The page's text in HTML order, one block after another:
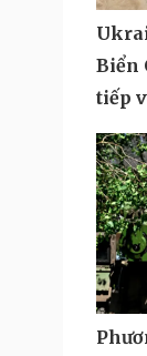
Biển
tiếp